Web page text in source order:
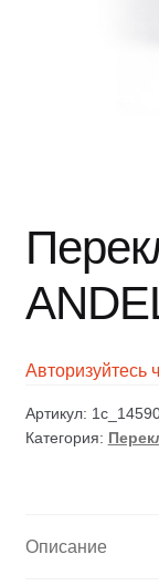
Авторизуйтесь
Артикул:
Категория:
Описание